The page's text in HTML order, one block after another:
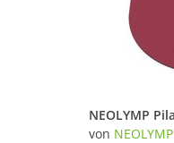
von NEOLYMP